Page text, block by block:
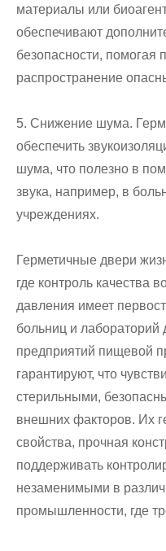
материалы или
обеспечивают
безопасности, помогая
распространение
5. Снижение шума.
обеспечить
шума, что полезно в
звука, например, в
учреждениях.
Герметичные двери
где контроль качества
давления имеет
больниц и
предприятий пищевой
гарантируют, что
стерильными,
внешних факторов. Их
свойства, прочная
поддерживать
незаменимыми в
промышленности, где